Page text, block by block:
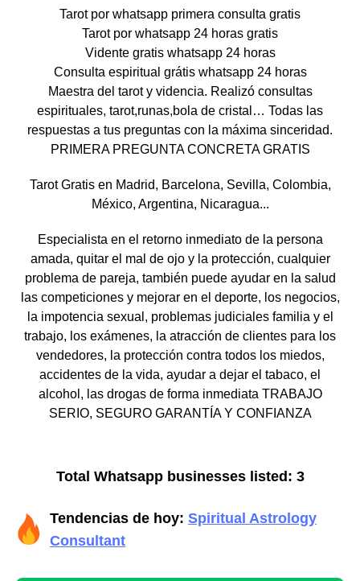
Tarot por whatsapp primera consulta gratis
Tarot por whatsapp 24 horas gratis
Vidente gratis whatsapp 24 horas
Consulta espiritual grátis whatsapp 24 horas
Maestra del tarot y videncia. Realizó consultas
espirituales, tarot,runas,bola de cristal… Todas las
respuestas a tus preguntas con la máxima sinceridad.
PRIMERA PREGUNTA CONCRETA GRATIS
Tarot Gratis en Madrid, Barcelona, Sevilla, Colombia,
México, Argentina, Nicaragua...
Especialista en el retorno inmediato de la persona
amada, quitar el mal de ojo y la protección, cualquier
problema de pareja, también puede ayudar en la salud
las competiciones y mejorar en el deporte, los negocios,
la impotencia sexual, problemas judiciales familia y el
trabajo, los exámenes, la atracción de clientes para los
vendedores, la protección contra todos los miedos,
accidentes de la vida, ayudar a dejar el tabaco, el
alcohol, las drogas de forma inmediata TRABAJO
SERIO, SEGURO GARANTÍA Y CONFIANZA
Total Whatsapp businesses listed: 3
Tendencias de hoy: Spiritual Astrology
Consultant